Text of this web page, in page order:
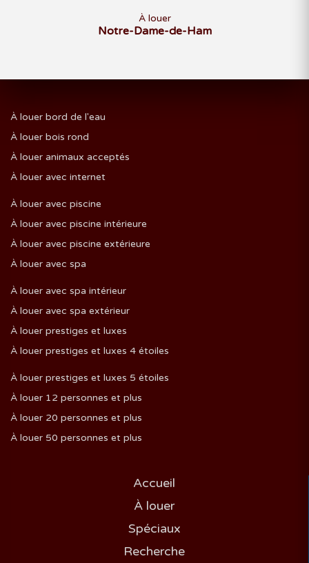
À louer
Notre-Dame-de-Ham
À louer bord de l'eau
À louer bois rond
À louer animaux acceptés
À louer avec internet
À louer avec piscine
À louer avec piscine intérieure
À louer avec piscine extérieure
À louer avec spa
À louer avec spa intérieur
À louer avec spa extérieur
À louer prestiges et luxes
À louer prestiges et luxes 4 étoiles
À louer prestiges et luxes 5 étoiles
À louer 12 personnes et plus
À louer 20 personnes et plus
À louer 50 personnes et plus
Accueil
À louer
Spéciaux
Recherche